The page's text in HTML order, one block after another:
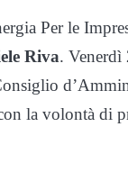
Per le
Riva. Venerdì
la volontà di